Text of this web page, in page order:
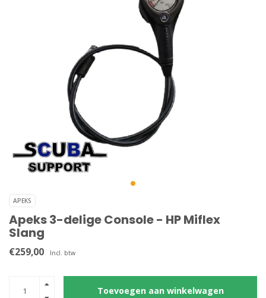
APEKS
Apeks 3-delige Console - HP Miflex
Slang
€259,00 Incl. btw
Toevoegen aan winkelwagen